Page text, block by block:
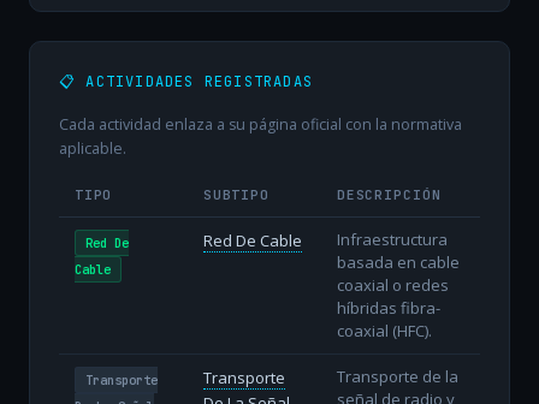
📋 ACTIVIDADES REGISTRADAS
Cada actividad enlaza a su página oficial con la normativa
aplicable.
TIPO SUBTIPO DESCRIPCIÓN
Red De
Cable
Red De Cable
Infraestructura
basada en cable
coaxial o redes
híbridas fibra-
coaxial (HFC).
Transporte
Transporte
Transporte de la
señal de radio y